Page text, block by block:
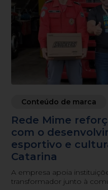
Conteúdo de marca
Rede Mime
com o
esportivo e
Catarina
A empresa apoia
transformador junto à